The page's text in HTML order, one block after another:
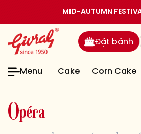
MID-AUTUMN
Đặt bánh
Menu Cake Corn Cake
Opéra